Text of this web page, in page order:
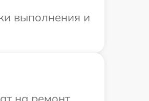
выполнения и